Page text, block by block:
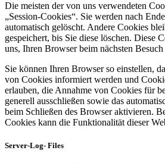
Die meisten der von uns verwendeten
„Session-Cookies“. Sie werden nach
automatisch gelöscht. Andere Cookies
gespeichert, bis Sie diese löschen. Diese
uns, Ihren Browser beim nächsten
Sie können Ihren Browser so einstellen,
von Cookies informiert werden und
erlauben, die Annahme von Cookies für
generell ausschließen sowie das
beim Schließen des Browser aktivieren.
Cookies kann die Funktionalität dieser
Server-Log- Files